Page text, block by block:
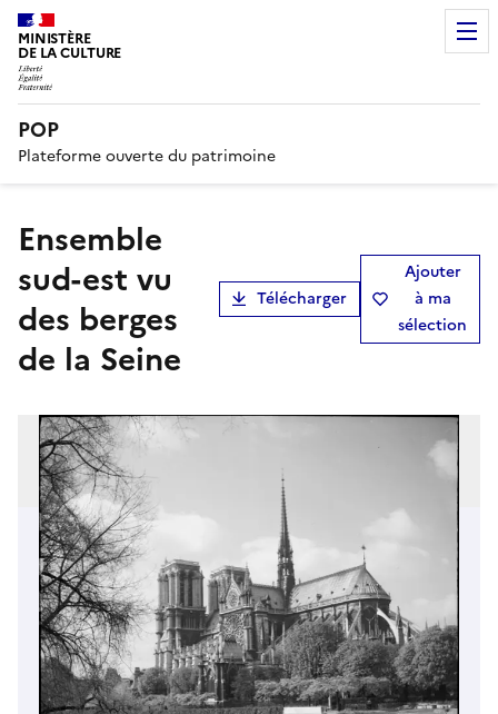
MINISTÈRE
DE LA CULTURE
POP
Plateforme ouverte du patrimoine
Ensemble
sud-est vu
des berges
de la Seine
Télécharger
Ajouter
à ma
sélection